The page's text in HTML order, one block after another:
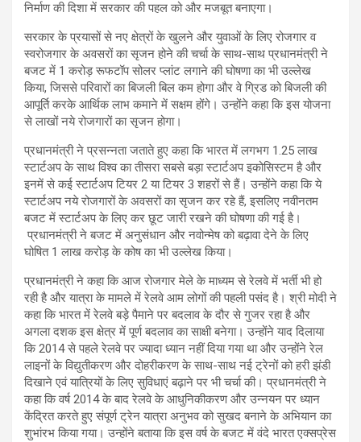
निर्माण की दिशा में सरकार की पहल को और मजबूत बनाएगा।
सरकार के प्रयासों से नए क्षेत्रों के खुलने और युवाओं के लिए रोजगार व
स्वरोजगार के अवसरों का सृजन होने की चर्चा के साथ-साथ प्रधानमंत्री ने
बजट में 1 करोड़ रूफटॉप सोलर प्लांट लगाने की घोषणा का भी उल्‍लेख
किया, जिससे परिवारों का बिजली बिल कम होगा और वे ग्रिड को बिजली की
आपूर्ति करके आर्थिक लाभ कमाने में सक्षम होंगे। उन्होंने कहा कि इस योजना
से लाखों नये रोजगारों का सृजन होगा।
प्रधानमंत्री ने प्रसन्‍नता जताते हुए कहा कि भारत में लगभग 1.25 लाख
स्टार्टअप के साथ विश्‍व का तीसरा सबसे बड़ा स्टार्टअप इकोसिस्टम है और
इनमें से कई स्टार्टअप टियर 2 या टियर 3 शहरों से हैं। उन्‍होंने कहा कि ये
स्टार्टअप नये रोजगारों के अवसरों का सृजन कर रहे हैं, इसलिए नवीनतम
बजट में स्टार्टअप के लिए कर छूट जारी रखने की घोषणा की गई है।
प्रधानमंत्री ने बजट में अनुसंधान और नवोन्‍मेष को बढ़ावा देने के लिए
घोषित 1 लाख करोड़ के कोष का भी उल्‍लेख किया।
प्रधानमंत्री ने कहा कि आज रोजगार मेले के माध्यम से रेलवे में भर्ती भी हो
रही है और यात्रा के मामले में रेलवे आम लोगों की पहली पसंद है। श्री मोदी ने
कहा कि भारत में रेलवे बड़े पैमाने पर बदलाव के दौर से गुजर रहा है और
अगला दशक इस क्षेत्र में पूर्ण बदलाव का साक्षी बनेगा। उन्होंने याद दिलाया
कि 2014 से पहले रेलवे पर ज्यादा ध्यान नहीं दिया गया था और उन्होंने रेल
लाइनों के विद्युतीकरण और दोहरीकरण के साथ-साथ नई ट्रेनों को हरी झंडी
दिखाने एवं यात्रियों के लिए सुविधाएं बढ़ाने पर भी चर्चा की। प्रधानमंत्री ने
कहा कि वर्ष 2014 के बाद रेलवे के आधुनिकीकरण और उन्नयन पर ध्यान
केंद्रित करते हुए संपूर्ण ट्रेन यात्रा अनुभव को सुखद बनाने के अभियान का
शुभांरभ किया गया। उन्होंने बताया कि इस वर्ष के बजट में वंदे भारत एक्सप्रेस